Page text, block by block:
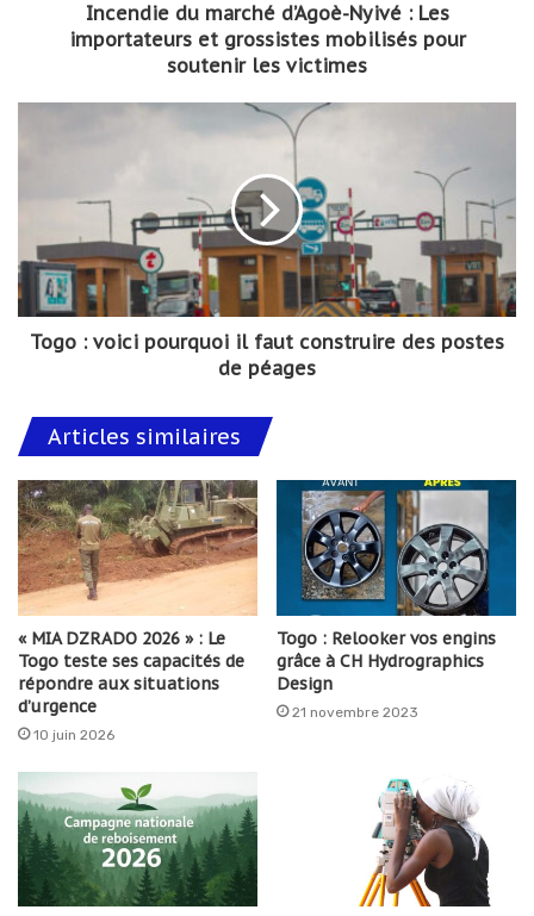
Incendie du marché d’Agoè-Nyivé : Les
importateurs et grossistes mobilisés pour
soutenir les victimes
Togo : voici pourquoi il faut construire des postes
de péages
Articles similaires
« MIA DZRADO 2026 » : Le
Togo teste ses capacités de
répondre aux situations
d’urgence
10 juin 2026
Togo : Relooker vos engins
grâce à CH Hydrographics
Design
21 novembre 2023